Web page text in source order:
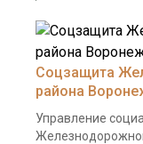
Соцзащита
района
Управление